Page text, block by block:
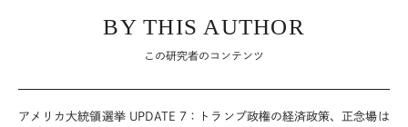
BY THIS AUTHOR
この研究者のコンテンツ
アメリカ大統領選挙 UPDATE 7：トランプ政権の経済政策、正念場は